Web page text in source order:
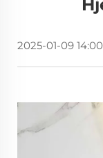
2025-01-09